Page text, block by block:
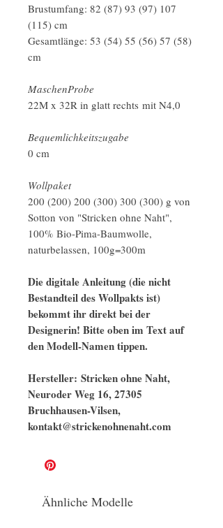
Brustumfang: 82 (87) 93 (97) 107
(115) cm
Gesamtlänge: 53 (54) 55 (56) 57 (58)
cm
MaschenProbe
22M x 32R in glatt rechts mit N4,0
Bequemlichkeitszugabe
0 cm
Wollpaket
200 (200) 200 (300) 300 (300) g von
Sotton von "Stricken ohne Naht",
100% Bio-Pima-Baumwolle,
naturbelassen, 100g=300m
Die digitale Anleitung (die nicht
Bestandteil des Wollpakts ist)
bekommt ihr direkt bei der
Designerin! Bitte oben im Text auf
den Modell-Namen tippen.
Hersteller: Stricken ohne Naht,
Neuroder Weg 16, 27305
Bruchhausen-Vilsen,
kontakt@strickenohnenaht.com
Ähnliche Modelle